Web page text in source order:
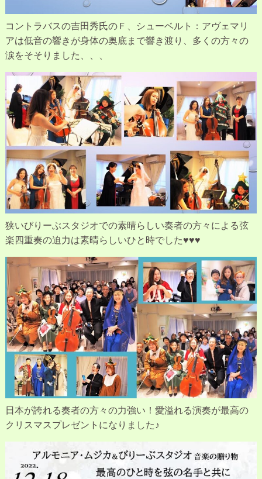
コントラバスの吉田秀氏のＦ、シューベルト：アヴェマリ
アは低音の響きが身体の奥底まで響き渡り、多くの方々の
涙をそそりました、、、
狭いびりーぶスタジオでの素晴らしい奏者の方々による弦
楽四重奏の迫力は素晴らしいひと時でした♥♥♥
日本が誇れる奏者の方々の力強い！愛溢れる演奏が最高の
クリスマスプレゼントになりました♪